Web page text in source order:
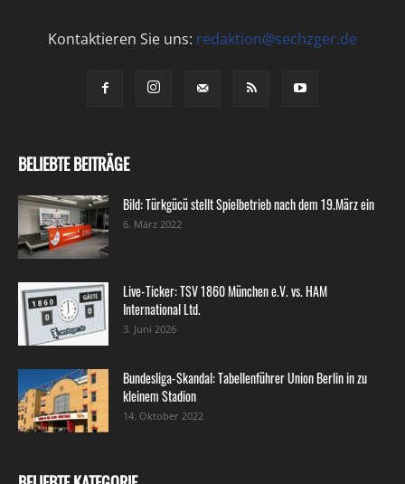
Kontaktieren Sie uns: redaktion@sechzger.de
BELIEBTE BEITRÄGE
Bild: Türkgücü stellt Spielbetrieb nach dem 19.März ein
6. März 2022
Live-Ticker: TSV 1860 München e.V. vs. HAM
International Ltd.
3. Juni 2026
Bundesliga-Skandal: Tabellenführer Union Berlin in zu
kleinem Stadion
14. Oktober 2022